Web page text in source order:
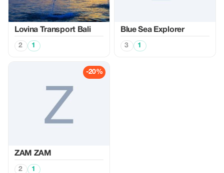
Lovina Transport Bali
2 1
Blue Sea Explorer
3 1
-20%
ZAM ZAM
2 1